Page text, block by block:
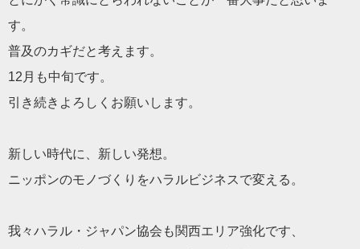
す。
普及のカギだと考えます。
12月も中旬です。
引き続きよろしくお願いします。
新しい時代に、新しい発想。
ニッポンのモノづくりをハラルビジネスで変える。
我々ハラル・ジャパン協会も関西エリア強化です、